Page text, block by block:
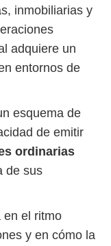
inmobiliarias y
adquiere un
entornos de
esquema de
de emitir
ordinarias
de sus
en el ritmo
y en cómo la